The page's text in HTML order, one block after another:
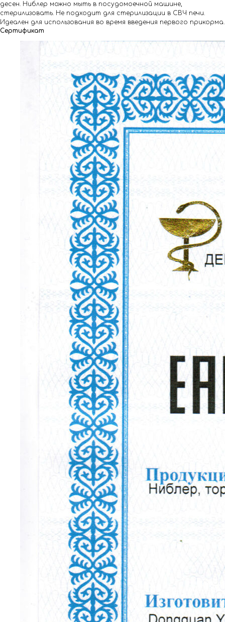
десен. Ниблер можно мыть в посудомоечной машине,
стерилизовать. Не подходит для стерилизации в СВЧ печи.
Идеален для использования во время введения первого прикорма.
Сертификат